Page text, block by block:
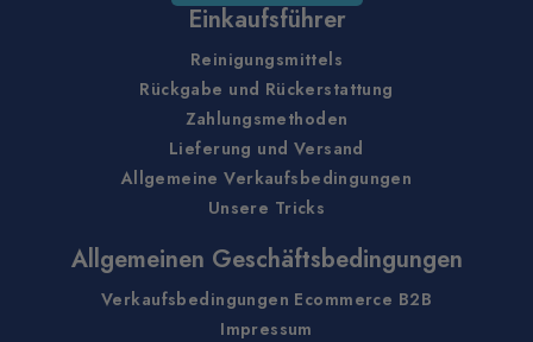
Einkaufsführer
Reinigungsmittels
Rückgabe und Rückerstattung
Zahlungsmethoden
Lieferung und Versand
Allgemeine Verkaufsbedingungen
Unsere Tricks
Allgemeinen Geschäftsbedingungen
Verkaufsbedingungen Ecommerce B2B
Impressum